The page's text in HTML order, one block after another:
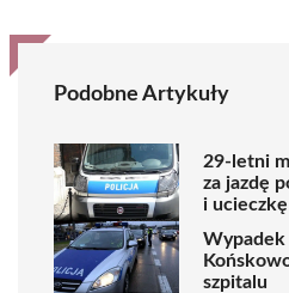
Podobne Artykuły
29-letni
za jazdę
i
szpitalu